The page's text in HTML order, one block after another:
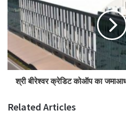
श्री बीरेश्वर क्रेडिट कोऑप का
Related Articles